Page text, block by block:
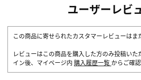
ユーザーレビ
この商品に寄せられたカスタマーレビューはま
レビューはこの商品を購入した方のみ投稿い
イン後、マイページ内 購入履歴一覧 からご確